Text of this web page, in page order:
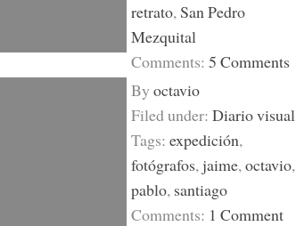
retrato,San Pedro
Mezquital
Comments: 5 Comments
By octavio
Filed under: Diario visual
Tags: expedición,
fotógrafos, jaime,octavio,
pablo, santiago
Comments: 1 Comment